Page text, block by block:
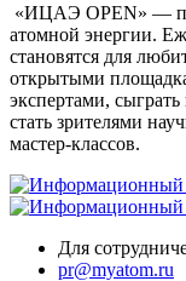
«ИЦАЭ OPEN» —
атомной энергии.
становятся для
открытыми
экспертами,
стать зрителями
мастер-классов.
Для
pr@myatom.ru